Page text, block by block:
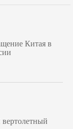
Китая в